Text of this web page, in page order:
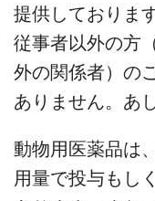
提供しておりま
従事者以外の方
外の関係者）の
ありません。あ
動物用医薬品は
用量で投与もし